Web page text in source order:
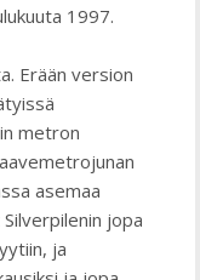
1997.
Erään version
metron
asemaa
jopa
ja